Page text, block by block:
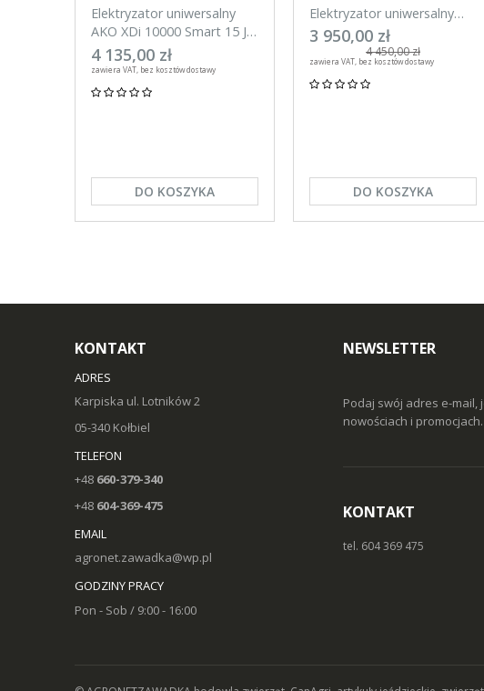
Elektryzator uniwersalny
AKO XDi 10000 Smart 15 J
Aplikacja na telefon
4 135,00 zł
zawiera VAT, bez kosztów dostawy
DO KOSZYKA
Elektryzator uniwersalny
AKO XDi 15000 Smart 20 J
Aplikacja na telefon
3 950,00 zł
4 450,00 zł
zawiera VAT, bez kosztów dostawy
DO KOSZYKA
KONTAKT
ADRES
Karpiska ul. Lotników 2
05-340 Kołbiel
TELEFON
+48 660-379-340
+48 604-369-475
EMAIL
agronet.zawadka@wp.pl
GODZINY PRACY
Pon - Sob / 9:00 - 16:00
NEWSLETTER
Podaj swój adres e-mail,
nowościach i promocjach.
KONTAKT
tel. 604 369 475